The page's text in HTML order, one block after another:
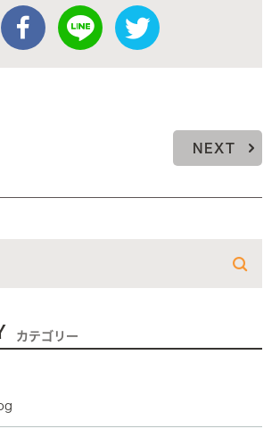
NEXT
カテゴリー